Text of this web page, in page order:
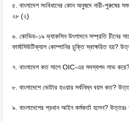
৫. বাংলাদেশ সংবিধানের কোন অনুষদে নারী-পুরুষের
২৮ (২)
৬. কোভিড-১৯ ভ্যাকসিন উৎপাদনে সম্প্রতি চীনের
ফার্মাসিউটিক্যাল কােম্পানির চুক্তি স্বাক্ষরিত হয়?
৭. বাংলাদেশ কত সালে OIC-এর সদস্যপদ লাভ
৮. বাংলাদেশে ভােটার হওয়ার সর্বনিম্ন বয়স কত?
৯. বাংলাদেশের প্রধান আইন কর্মকর্তা হলেন? উত্তরঃ